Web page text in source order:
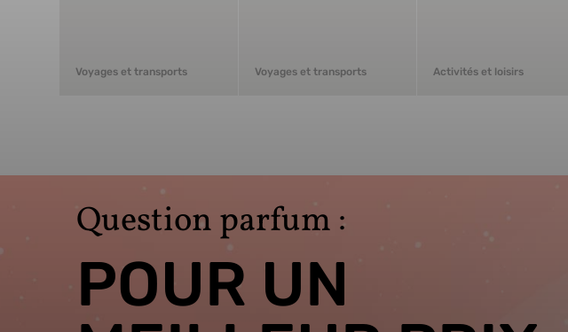
Voyages et transports Voyages et transports Activités et loisirs
Question parfum :
POUR UN